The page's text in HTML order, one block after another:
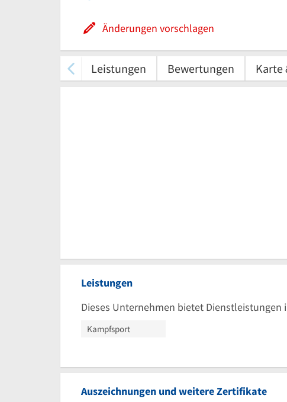
Änderungen vorschlagen
Leistungen Bewertungen Karte
Leistungen
Dieses Unternehmen bietet Dienstleistungen
Kampfsport
Auszeichnungen und weitere Zertifikate